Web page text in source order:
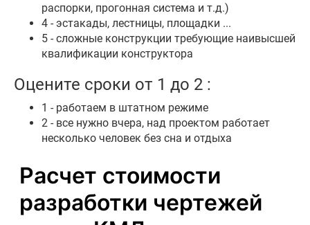
распорки, прогонная система и т.д.)
4 - эстакады, лестницы, площадки ...
5 - сложные конструкции требующие наивысшей
квалификации конструктора
Оцените сроки от 1 до 2 :
1 - работаем в штатном режиме
2 - все нужно вчера, над проектом работает
несколько человек без сна и отдыха